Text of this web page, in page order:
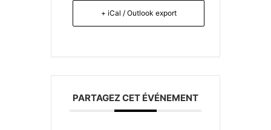
+ iCal / Outlook export
PARTAGEZ CET ÉVÉNEMENT